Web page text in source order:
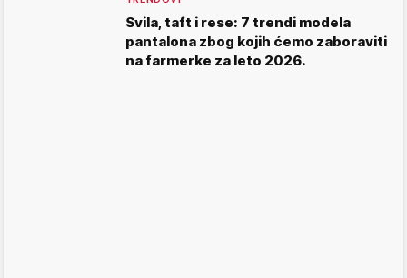
Svila, taft i rese: 7 trendi modela
pantalona zbog kojih ćemo zaboraviti
na farmerke za leto 2026.